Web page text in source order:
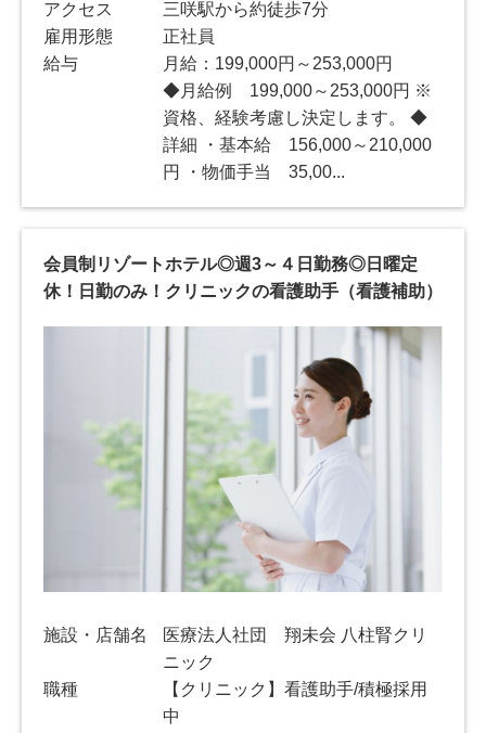
アクセス
三咲駅から約徒歩7分
雇用形態
正社員
給与
月給：199,000円～253,000円
◆月給例 199,000～253,000円 ※
資格、経験考慮し決定します。 ◆
詳細 ・基本給 156,000～210,000
円 ・物価手当 35,00...
会員制リゾートホテル◎週3～４日勤務◎日曜定
休！日勤のみ！クリニックの看護助手（看護補助）
施設・店舗名
医療法人社団 翔未会 八柱腎クリ
ニック
職種
【クリニック】看護助手/積極採用
中